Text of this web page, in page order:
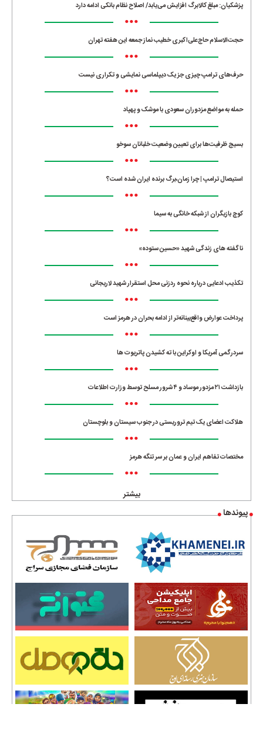
پزشکیان: مبلغ کالابرگ افزایش می‌یابد/ اصلاح نظام بانکی ادامه دارد
•••
حجت‌الاسلام حاج‌علی‌اکبری خطیب نماز جمعه این هفته تهران
•••
حرف‌های ترامپ چیزی جز یک دیپلماسی نمایشی و تکراری نیست
•••
حمله به مواضع مزدوران سعودی با موشک و پهپاد
•••
بسیج ظرفیت‌ها برای تعیین وضعیت خلبانان سوخو
•••
استیصال ترامپ | چرا زمان،برگ برنده ایران شده است؟
•••
کوچ بازیگران از شبکه خانگی به سیما
•••
ناگفته های زندگی شهید «حسین ستوده»
•••
تکذیب ادعایی درباره نحوه ردزنی محل استقرار شهید لاریجانی
•••
پرداخت عوارض واقع‌بینانه‌تر از ادامه بحران در هرمز است
•••
سردرگمی آمریکا و اوکراین با ته کشیدن پاتریوت ها
•••
بازداشت ۲۱ مزدور موساد و ۴ شرور مسلح توسط وزارت اطلاعات
•••
هلاکت اعضای یک تیم تروریستی در جنوب سیستان و بلوچستان
•••
مختصات تفاهم ایران و عمان بر سر تنگه هرمز
•••
بیشتر
پیوندها